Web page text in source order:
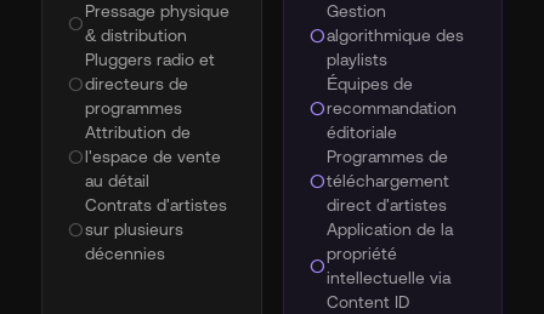
circle
Pressage physique
& distribution
circle
Pluggers radio et
directeurs de
programmes
circle
Attribution de
l'espace de vente
au détail
circle
Contrats d'artistes
sur plusieurs
décennies
circle
Gestion
algorithmique des
playlists
circle
Équipes de
recommandation
éditoriale
circle
Programmes de
téléchargement
direct d'artistes
circle
Application de la
propriété
intellectuelle via
Content ID